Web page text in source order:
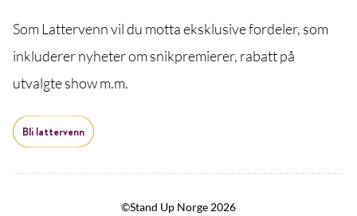
Som Lattervenn vil du motta eksklusive fordeler, som
inkluderer nyheter om snikpremierer, rabatt på
utvalgte show m.m.
Bli lattervenn
©Stand Up Norge 2026